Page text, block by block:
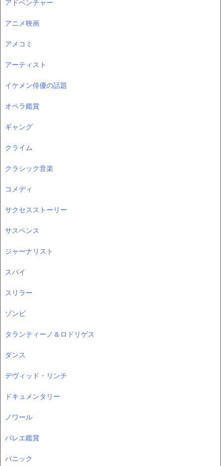
アドベンチャー
アニメ映画
アメコミ
アーティスト
イケメン俳優の話題
オペラ鑑賞
ギャング
クライム
クラシック音楽
コメディ
サクセスストーリー
サスペンス
ジャーナリスト
スパイ
スリラー
ゾンビ
タランティーノ＆ロドリゲス
ダンス
デヴィッド・リンチ
ドキュメンタリー
ノワール
バレエ鑑賞
パニック